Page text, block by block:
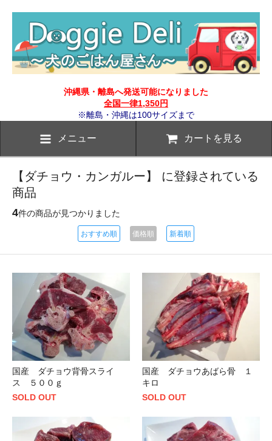
沖縄県・離島へ発送可能になりました
全国一律1,350円
※離島・沖縄は100サイズまで
メニュー カートを見る
【ダチョウ・カンガルー】 に登録されている
商品
4件の商品が見つかりました
おすすめ順 価格順 新着順
国産 ダチョウ背骨スライ
ス ５００ｇ
SOLD OUT
国産 ダチョウあばら骨 １
キロ
SOLD OUT